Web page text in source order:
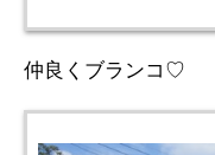
仲良くブランコ♡